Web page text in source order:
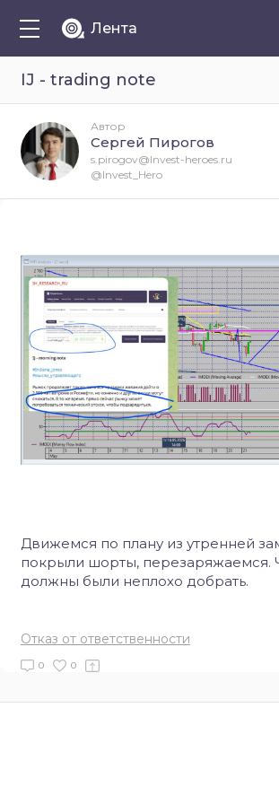
Лента
IJ - trading note
Движемся по плану из утренней
покрыли шорты, перезаряжаемся.
должны были неплохо добрать.
Отказ от ответственности
0 0
Автор
Сергей Пирогов
s.pirogov@Invest-heroes.ru
@Invest_Hero